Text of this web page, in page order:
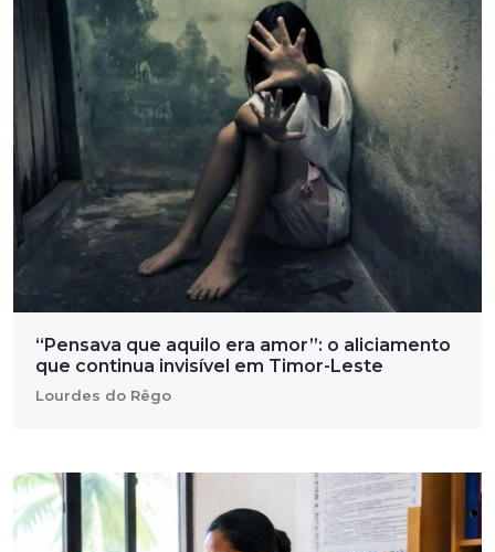
“Pensava que aquilo era amor”: o aliciamento
que continua invisível em Timor-Leste
Lourdes do Rêgo